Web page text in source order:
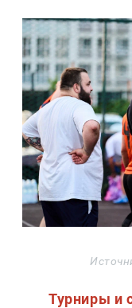
Турниры и